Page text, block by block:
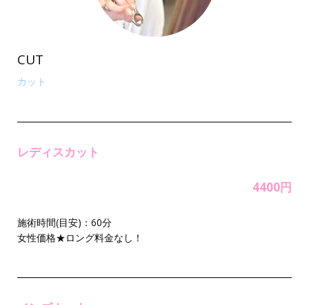
CUT
カット
レディスカット
4400円
施術時間(目安)：60分
女性価格★ロング料金なし！